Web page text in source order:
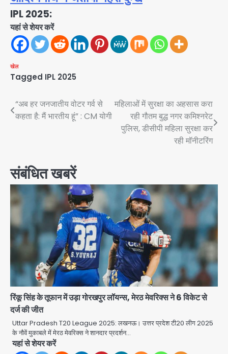
IPL 2025:
यहां से शेयर करें
खेल
Tagged IPL 2025
Post
navigation
“अब हर जनजातीय वोटर गर्व से
कहता है: मैं भारतीय हूं” : CM योगी
महिलाओं में सुरक्षा का अहसास करा
रही गौतम बुद्ध नगर कमिश्नरेट
पुलिस, डीसीपी महिला सुरक्षा कर
रही मॉनीटरिंग
संबंधित खबरें
रिंकू सिंह के तूफान में उड़ा गोरखपुर लॉयन्स, मेरठ मेवरिक्स ने 6 विकेट से
दर्ज की जीत
Uttar Pradesh T20 League 2025: लखनऊ। उत्तर प्रदेश टी20 लीग 2025
के नौवें मुकाबले में मेरठ मेवरिक्स ने शानदार प्रदर्शन…
यहां से शेयर करें